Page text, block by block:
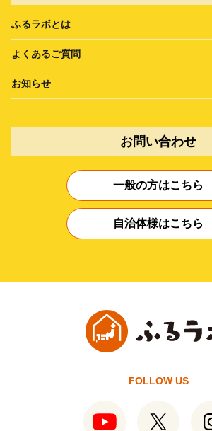
ふるラボとは
よくあるご質問
お知らせ
お問い合わせ
一般の方はこちら
自治体様はこちら
FOLLOW US